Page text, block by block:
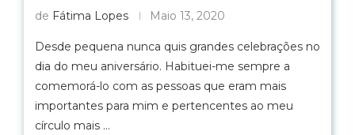
de Fátima Lopes Maio 13, 2020
Desde pequena nunca quis grandes celebrações no
dia do meu aniversário. Habituei-me sempre a
comemorá-lo com as pessoas que eram mais
importantes para mim e pertencentes ao meu
círculo mais …